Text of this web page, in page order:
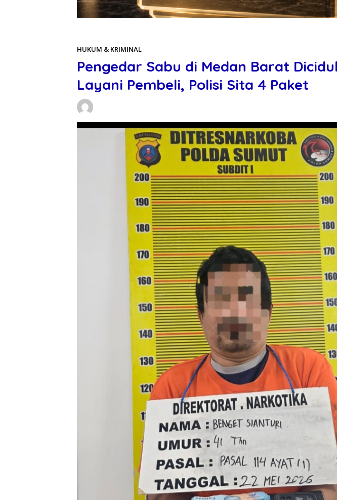
HUKUM & KRIMINAL
Pengedar Sabu di Medan Barat
Layani Pembeli, Polisi Sita 4 Paket